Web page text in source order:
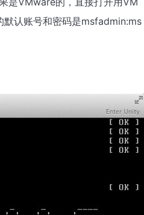
认账号和密码是msfadmin:ms